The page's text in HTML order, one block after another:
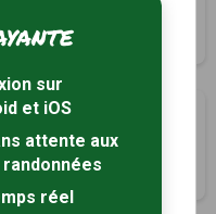
à 5km
sur
et iOS
attente aux
réel